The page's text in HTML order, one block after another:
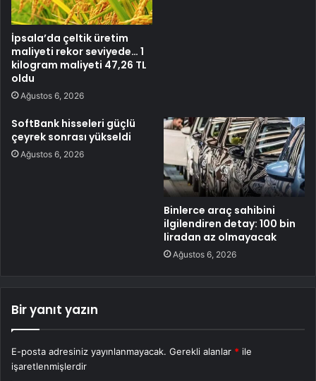
İpsala’da çeltik üretim
maliyeti rekor seviyede… 1
kilogram maliyeti 47,26 TL
oldu
Ağustos 6, 2026
SoftBank hisseleri güçlü
çeyrek sonrası yükseldi
Ağustos 6, 2026
Binlerce araç sahibini
ilgilendiren detay: 100 bin
liradan az olmayacak
Ağustos 6, 2026
Bir yanıt yazın
E-posta adresiniz yayınlanmayacak. Gerekli alanlar * ile
işaretlenmişlerdir